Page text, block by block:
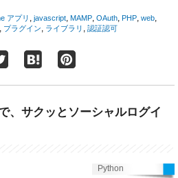
アプリ javascript MAMP OAuth PHP web
プラグイン ライブラリ 認証認可
、サクッとソーシャルログイ
Python